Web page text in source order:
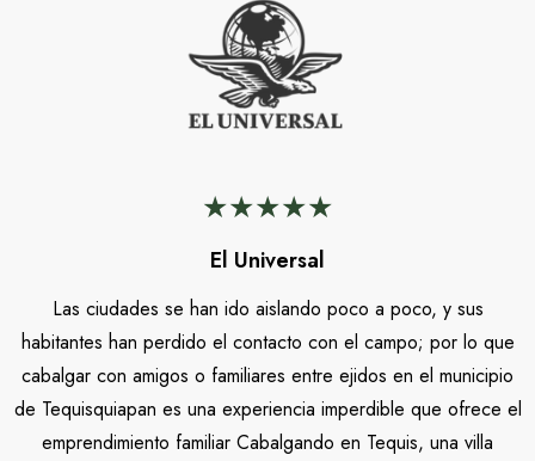
El Universal
Las ciudades se han ido aislando poco a poco, y sus
habitantes han perdido el contacto con el campo; por lo que
cabalgar con amigos o familiares entre ejidos en el municipio
de Tequisquiapan es una experiencia imperdible que ofrece el
emprendimiento familiar Cabalgando en Tequis, una villa